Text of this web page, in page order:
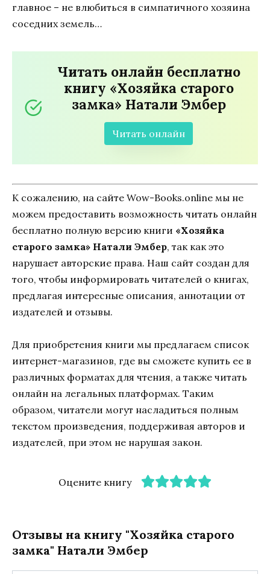
главное – не влюбиться в симпатичного хозяина
соседних земель…
Читать онлайн бесплатно
книгу «Хозяйка старого
замка» Натали Эмбер
Читать онлайн
К сожалению, на сайте Wow-Books.online мы не
можем предоставить возможность читать онлайн
бесплатно полную версию книги «Хозяйка
старого замка» Натали Эмбер, так как это
нарушает авторские права. Наш сайт создан для
того, чтобы информировать читателей о книгах,
предлагая интересные описания, аннотации от
издателей и отзывы.
Для приобретения книги мы предлагаем список
интернет-магазинов, где вы сможете купить ее в
различных форматах для чтения, а также читать
онлайн на легальных платформах. Таким
образом, читатели могут насладиться полным
текстом произведения, поддерживая авторов и
издателей, при этом не нарушая закон.
Оцените книгу
Отзывы на книгу "Хозяйка старого
замка" Натали Эмбер